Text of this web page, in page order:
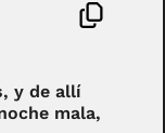
y de allí
mala,